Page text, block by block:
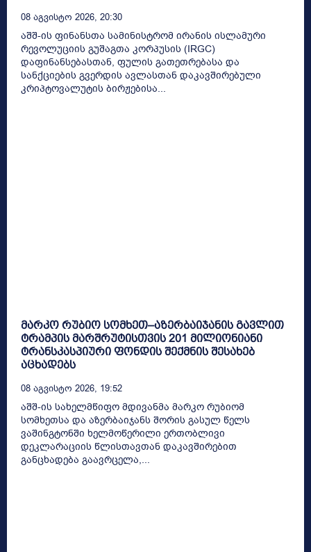
08 Აგვისტო 2026, 20:30
აშშ-ის ფინანსთა სამინისტრომ ირანის ისლამური
რევოლუციის გუშაგთა კორპუსის (IRGC)
დაფინანსებასთან, ფულის გათეთრებასა და
სანქციების გვერდის ავლასთან დაკავშირებული
კრიპტოვალუტის ბირჟებისა...
მარკო რუბიო სომხეთ–აზერბაიჯანის გავლით
ტრამპის მარშრუტისთვის 201 მილიონიანი
ტრანსკასპიური ფონდის შექმნის შესახებ
აცხადებს
08 Აგვისტო 2026, 19:52
აშშ-ის სახელმწიფო მდივანმა მარკო რუბიომ
სომხეთსა და აზერბაიჯანს შორის გასულ წელს
ვაშინგტონში ხელმოწერილი ერთობლივი
დეკლარაციის წლისთავთან დაკავშირებით
განცხადება გაავრცელა,...